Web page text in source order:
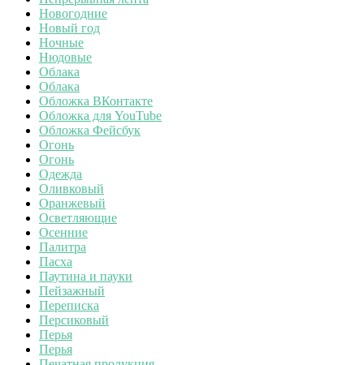
Новогодние
Новый год
Ночные
Нюдовые
Облака
Облака
Обложка ВКонтакте
Обложка для YouTube
Обложка Фейсбук
Огонь
Огонь
Одежда
Оливковый
Оранжевый
Осветляющие
Осенние
Палитра
Пасха
Паутина и пауки
Пейзажный
Переписка
Персиковый
Перья
Перья